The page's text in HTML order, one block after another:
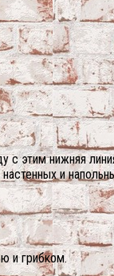
с этим нижняя
и
и грибком.